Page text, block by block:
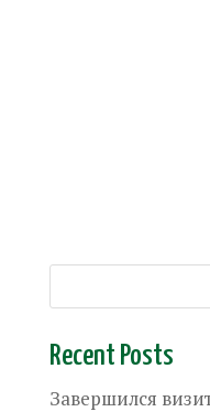
Recent Posts
Завершился